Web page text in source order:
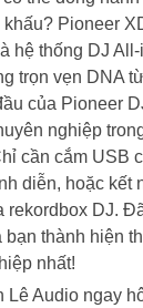
Pioneer
hệ thống DJ
trọn vẹn DNA
của Pioneer
nghiệp
cần cắm USB
diễn, hoặc kết
rekordbox DJ.
thành hiện
nhất!
Lê Audio ngay